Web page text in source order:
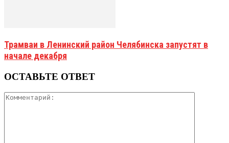
Трамваи в Ленинский район Челябинска запустят в
начале декабря
ОСТАВЬТЕ ОТВЕТ